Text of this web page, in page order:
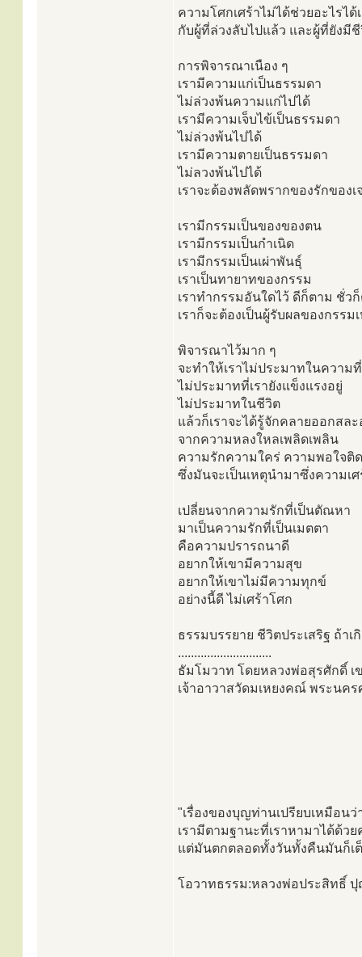
ความโศกเศร้าไม่ได้ช่วยอะไรได้
กับผู้ที่ล่วงลับไปแล้ว และผู้ที่ยังมี
การพิจารณาเนือง ๆ
เรามีความแก่เป็นธรรมดา
ไม่ล่วงพ้นความแก่ไปได้
เรามีความเจ็บไข้เป็นธรรมดา
ไม่ล่วงพ้นไปได้
เรามีความตายเป็นธรรมดา
ไม่ลวงพ้นไปได้
เราจะต้องพลัดพรากของรักของ
เรามีกรรมเป็นของของตน
เรามีกรรมเป็นกำเนิด
เรามีกรรมเป็นเผ่าพันธุ์
เราเป็นทายาทของกรรม
เราทำกรรมอันใดไว้ ดีก็ตาม ชั่ว
เราก็จะต้องเป็นผู้รับผลของกรรม
พิจารณาไว้มาก ๆ
จะทำให้เราไม่ประมาทในความ
ไม่ประมาทที่เรายังแข็งแรงอยู่
ไม่ประมาทในชีวิต
แล้วก็เราจะได้รู้จักคลายออกสล
จากความหลงใหลเพลิดเพลิน
ความรักความใคร่ ความพอใจติ
ซึ่งมันจะเป็นเหตุนำมาซึ่งความเ
เปลี่ยนจากความรักที่เป็นตัณหา
มาเป็นความรักที่เป็นเมตตา
คือความปรารถนาดี
อยากให้เขามีความสุข
อยากให้เขาไม่มีความทุกข์
อย่างนี้ดี ไม่เศร้าโศก
ธรรมบรรยาย ชีวิตประเสริฐ ถ้าเ
.............................
ธัมโมวาท โดยหลวงพ่อสุรศักดิ์ เ
เจ้าอาวาสวัดมเหยงคณ์ พระนคร
"เรื่องของบุญท่านเปรียบเหมือน
เรามีตามฐานะที่เราหามาได้ด้ว
แต่มันตกตลอดทั้งวันทั้งคืนมันก็เ
โอวาทธรรม:หลวงพ่อประสิทธิ์